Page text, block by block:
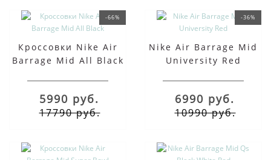
-66%
Кроссовки Nike Air
Barrage Mid All Black
5990 руб.
17790 руб.
-36%
Nike Air Barrage Mid
University Red
6990 руб.
10990 руб.